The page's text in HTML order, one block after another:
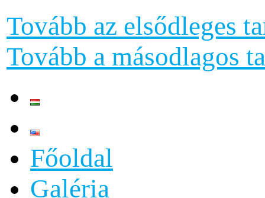
Tovább az elsődleges
Tovább a másodlagos
Főoldal
Galéria